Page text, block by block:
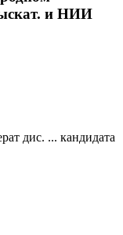
и НИИ
дис. ... кандидата